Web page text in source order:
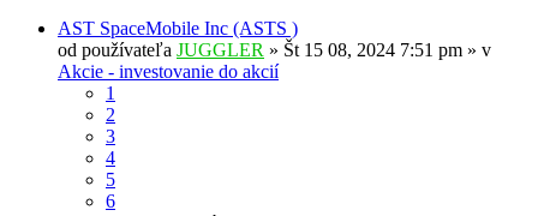
AST SpaceMobile Inc (ASTS )
od používateľa JUGGLER » Št 15 08, 2024 7:51 pm » v
Akcie - investovanie do akcií
1
2
3
4
5
6